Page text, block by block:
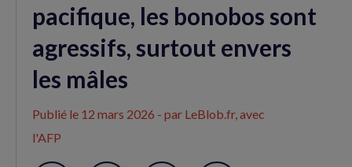
pacifique, les bonobos sont
agressifs, surtout envers
les mâles
Publié le 12 mars 2026 - par LeBlob.fr, avec
l'AFP